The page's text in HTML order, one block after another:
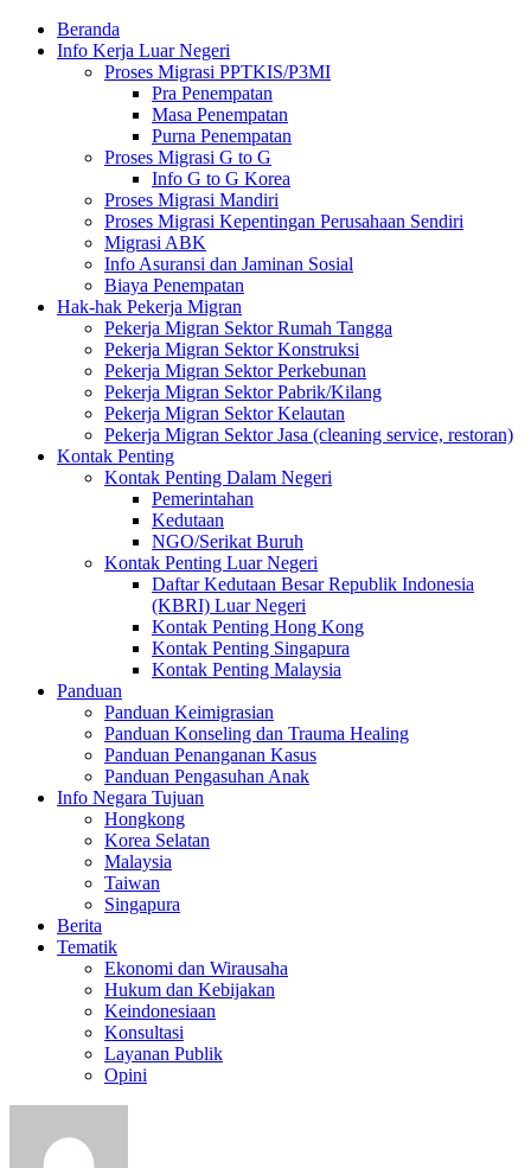
Beranda
Info Kerja Luar Negeri
Proses Migrasi PPTKIS/P3MI
Pra Penempatan
Masa Penempatan
Purna Penempatan
Proses Migrasi G to G
Info G to G Korea
Proses Migrasi Mandiri
Proses Migrasi Kepentingan Perusahaan Sendiri
Migrasi ABK
Info Asuransi dan Jaminan Sosial
Biaya Penempatan
Hak-hak Pekerja Migran
Pekerja Migran Sektor Rumah Tangga
Pekerja Migran Sektor Konstruksi
Pekerja Migran Sektor Perkebunan
Pekerja Migran Sektor Pabrik/Kilang
Pekerja Migran Sektor Kelautan
Pekerja Migran Sektor Jasa (cleaning service, restoran)
Kontak Penting
Kontak Penting Dalam Negeri
Pemerintahan
Kedutaan
NGO/Serikat Buruh
Kontak Penting Luar Negeri
Daftar Kedutaan Besar Republik Indonesia
(KBRI) Luar Negeri
Kontak Penting Hong Kong
Kontak Penting Singapura
Kontak Penting Malaysia
Panduan
Panduan Keimigrasian
Panduan Konseling dan Trauma Healing
Panduan Penanganan Kasus
Panduan Pengasuhan Anak
Info Negara Tujuan
Hongkong
Korea Selatan
Malaysia
Taiwan
Singapura
Berita
Tematik
Ekonomi dan Wirausaha
Hukum dan Kebijakan
Keindonesiaan
Konsultasi
Layanan Publik
Opini